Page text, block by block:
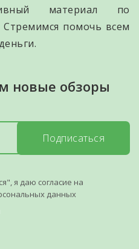
материал по
Стремимся помочь всем
новые обзоры
Подписаться
я даю согласие на
данных